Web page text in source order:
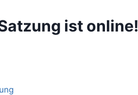
ist online!